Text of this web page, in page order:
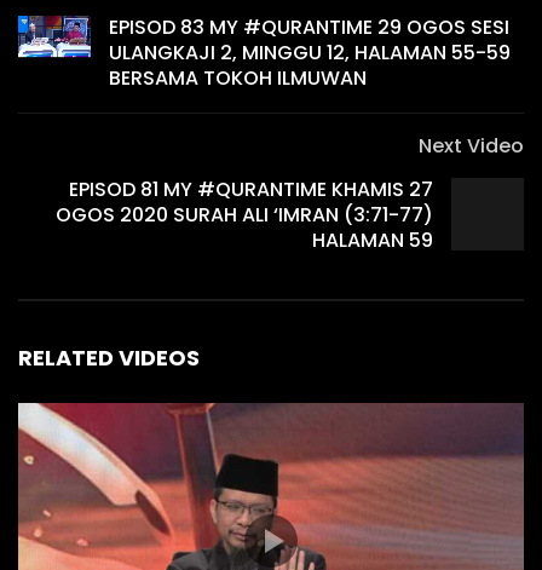
EPISOD 83 MY #QURANTIME 29 OGOS SESI
ULANGKAJI 2, MINGGU 12, HALAMAN 55-59
BERSAMA TOKOH ILMUWAN
Next Video
EPISOD 81 MY #QURANTIME KHAMIS 27
OGOS 2020 SURAH ALI ‘IMRAN (3:71-77)
HALAMAN 59
RELATED VIDEOS